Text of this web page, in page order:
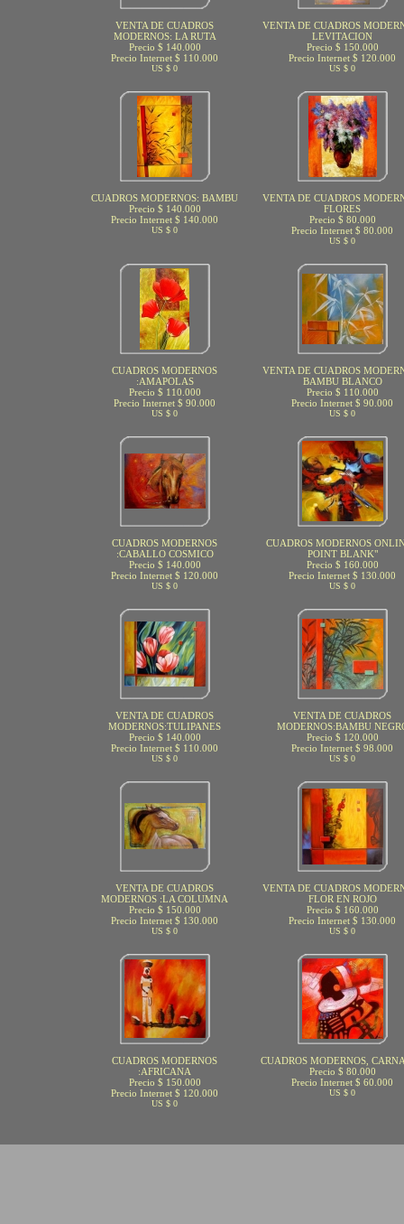
VENTA DE CUADROS
MODERNOS: LA RUTA
Precio $ 140.000
Precio Internet $ 110.000
US $ 0
VENTA DE CUADROS
LEVITACION
Precio $ 150.000
Precio Internet $ 120.000
US $ 0
CUADROS MODERNOS: BAMBU
Precio $ 140.000
Precio Internet $ 140.000
US $ 0
VENTA DE CUADROS
FLORES
Precio $ 80.000
Precio Internet $ 80.000
US $ 0
CUADROS MODERNOS
:AMAPOLAS
Precio $ 110.000
Precio Internet $ 90.000
US $ 0
VENTA DE CUADROS
BAMBU BLANCO
Precio $ 110.000
Precio Internet $ 90.000
US $ 0
CUADROS MODERNOS
:CABALLO COSMICO
Precio $ 140.000
Precio Internet $ 120.000
US $ 0
CUADROS MODERNOS
POINT BLANK"
Precio $ 160.000
Precio Internet $ 130.000
US $ 0
VENTA DE CUADROS
MODERNOS:TULIPANES
Precio $ 140.000
Precio Internet $ 110.000
US $ 0
VENTA DE CUADROS
MODERNOS:BAMBU
Precio $ 120.000
Precio Internet $ 98.000
US $ 0
VENTA DE CUADROS
MODERNOS :LA COLUMNA
Precio $ 150.000
Precio Internet $ 130.000
US $ 0
VENTA DE CUADROS
FLOR EN ROJO
Precio $ 160.000
Precio Internet $ 130.000
US $ 0
CUADROS MODERNOS
:AFRICANA
Precio $ 150.000
Precio Internet $ 120.000
US $ 0
CUADROS MODERNOS,
Precio $ 80.000
Precio Internet $ 60.000
US $ 0